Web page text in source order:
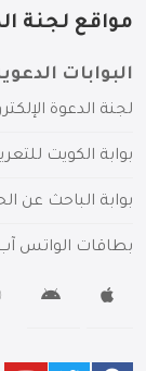
مواقع لجنة
البوابات
لجنة الدعوة
بوابة الكويت
بوابة الباحث عن
بطاقات الواتس